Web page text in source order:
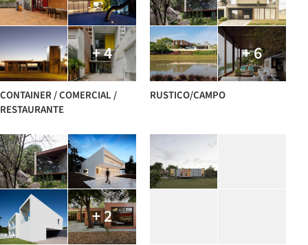
+ 4
CONTAINER / COMERCIAL /
RESTAURANTE
+ 6
RUSTICO/CAMPO
+ 2